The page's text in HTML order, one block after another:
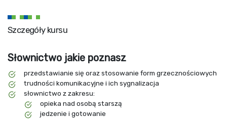
Szczegóły kursu
Słownictwo jakie poznasz
przedstawianie się oraz stosowanie form grzecznościowych
trudności komunikacyjne i ich sygnalizacja
słownictwo z zakresu:
opieka nad osobą starszą
jedzenie i gotowanie